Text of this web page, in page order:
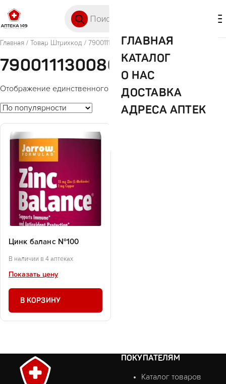
ГЛАВНАЯ
КАТАЛОГ
О НАС
ДОСТАВКА
АДРЕСА АПТЕК
Главная / Товар Штрихкод / 790011130086
790011130086
Отображение единственного товара
Цинк баланс №100
В наличии в 4 аптеках
Показать цену
В КОРЗИНУ
ПОКУПАТЕЛЯМ
Каталог товаров